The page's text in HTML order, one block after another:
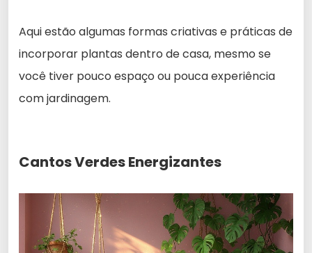
Aqui estão algumas formas criativas e práticas de
incorporar plantas dentro de casa, mesmo se
você tiver pouco espaço ou pouca experiência
com jardinagem.
Cantos Verdes Energizantes